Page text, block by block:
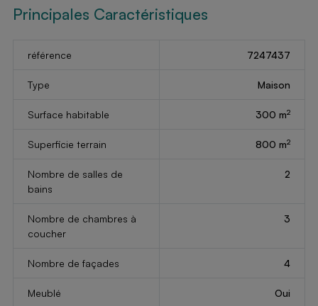
Principales Caractéristiques
référence 7247437
Type Maison
Surface habitable 300 m2
Superficie terrain 800 m2
Nombre de salles de
bains
2
Nombre de chambres à
coucher
3
Nombre de façades 4
Meublé Oui